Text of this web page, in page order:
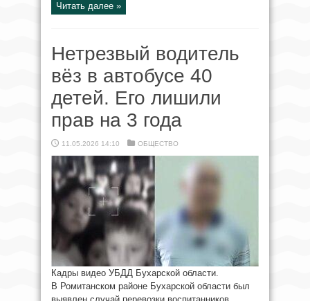
Читать далее »
Нетрезвый водитель
вёз в автобусе 40
детей. Его лишили
прав на 3 года
11.05.2026 14:10 ОБЩЕСТВО
Кадры видео УБДД Бухарской области.
В Ромитанском районе Бухарской области был